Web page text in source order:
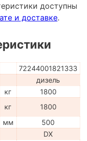
доступны
и доставке.
72244001821333
дизель
кг
1800
кг
1800
мм
500
DX